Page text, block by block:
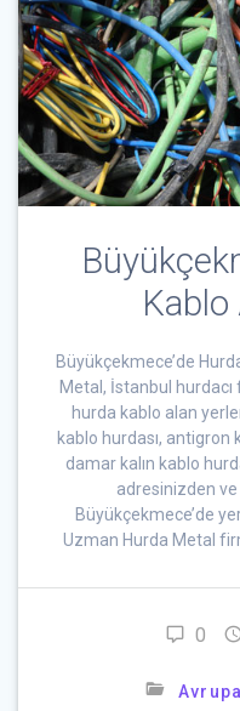
Kablo
Büyükçekmece’de
Metal, İstanbul hurdacı
hurda kablo alan
kablo hurdası, antigron
damar kalın kablo
adresinizden ve
Büyükçekmece’de
Uzman Hurda Metal
0